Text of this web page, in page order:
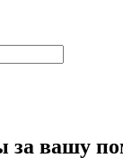
за вашу